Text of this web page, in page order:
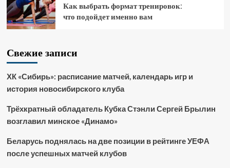
Как выбрать формат тренировок:
что подойдет именно вам
Свежие записи
ХК «Сибирь»: расписание матчей, календарь игр и
история новосибирского клуба
Трёхкратный обладатель Кубка Стэнли Сергей Брылин
возглавил минское «Динамо»
Беларусь поднялась на две позиции в рейтинге УЕФА
после успешных матчей клубов